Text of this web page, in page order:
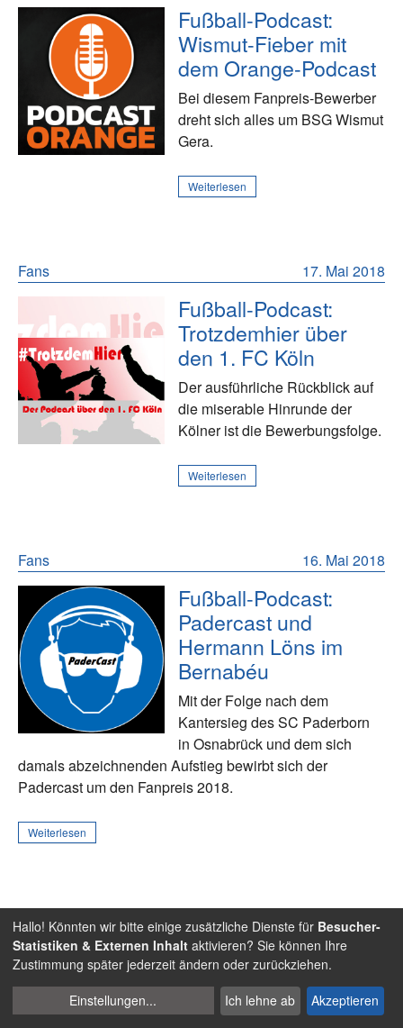
Fußball-Podcast:
Wismut-Fieber mit
dem Orange-Podcast
Bei diesem Fanpreis-Bewerber
dreht sich alles um BSG Wismut
Gera.
Weiterlesen
17. Mai 2018
Fans
Fußball-Podcast:
Trotzdemhier über
den 1. FC Köln
Der ausführliche Rückblick auf
die miserable Hinrunde der
Kölner ist die Bewerbungsfolge.
Weiterlesen
16. Mai 2018
Fans
Fußball-Podcast:
Padercast und
Hermann Löns im
Bernabéu
Mit der Folge nach dem
Kantersieg des SC Paderborn
in Osnabrück und dem sich
damals abzeichnenden Aufstieg bewirbt sich der
Padercast um den Fanpreis 2018.
Weiterlesen
15. Mai 2018
Fans
Fußball-Podcast: Mit
Lottes Erbinnen über
Frauenfußball reden
Cookies
verwalten
Hallo! Könnten wir bitte einige zusätzliche Dienste für Besucher-
Statistiken & Externen Inhalt aktivieren? Sie können Ihre
Zustimmung später jederzeit ändern oder zurückziehen.
Einstellungen... Ich lehne ab Akzeptieren